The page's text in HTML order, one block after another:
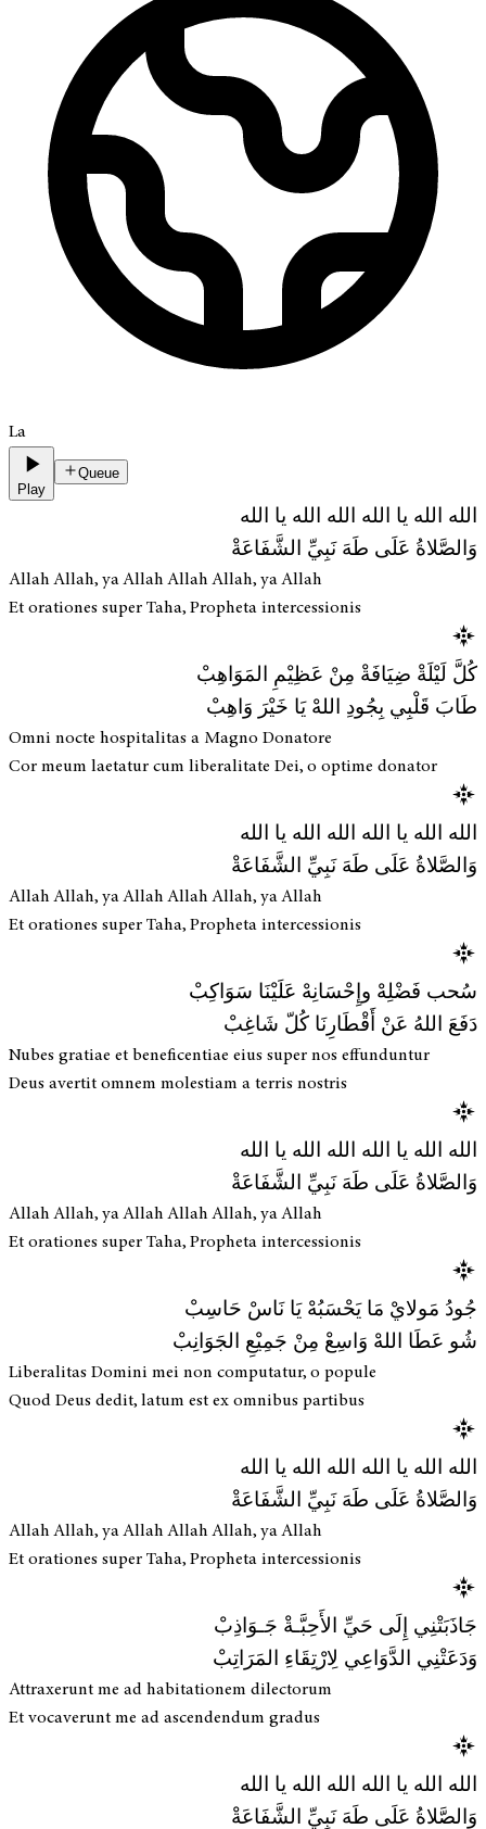
La
Play
Queue
الله الله يا الله الله الله يا الله
وَالصَّلاةُ عَلَى طَهَ نَبِيِّ الشَّفَاعَةْ
Allah Allah, ya Allah Allah Allah, ya Allah
Et orationes super Taha, Propheta intercessionis
كُلَّ لَيْلَةْ ضِيَافَةْ مِنْ عَظِيْمِ المَوَاهِبْ
طَابَ قَلْبِي بِجُودِ اللهْ يَا خَيْرَ وَاهِبْ
Omni nocte hospitalitas a Magno Donatore
Cor meum laetatur cum liberalitate Dei, o optime donator
الله الله يا الله الله الله يا الله
وَالصَّلاةُ عَلَى طَهَ نَبِيِّ الشَّفَاعَةْ
Allah Allah, ya Allah Allah Allah, ya Allah
Et orationes super Taha, Propheta intercessionis
سُحب فَضْلِهْ وإِحْسَانِهْ عَلَيْنَا سَوَاكِبْ
دَفَعَ اللهُ عَنْ أَقْطَارِنَا كُلّ شَاغِبْ
Nubes gratiae et beneficentiae eius super nos effunduntur
Deus avertit omnem molestiam a terris nostris
الله الله يا الله الله الله يا الله
وَالصَّلاةُ عَلَى طَهَ نَبِيِّ الشَّفَاعَةْ
Allah Allah, ya Allah Allah Allah, ya Allah
Et orationes super Taha, Propheta intercessionis
جُودُ مَولايْ مَا يَحْسَبُهْ يَا نَاسْ حَاسِبْ
شُو عَطَا اللهْ وَاسِعْ مِنْ جَمِيْعِ الجَوَانِبْ
Liberalitas Domini mei non computatur, o popule
Quod Deus dedit, latum est ex omnibus partibus
الله الله يا الله الله الله يا الله
وَالصَّلاةُ عَلَى طَهَ نَبِيِّ الشَّفَاعَةْ
Allah Allah, ya Allah Allah Allah, ya Allah
Et orationes super Taha, Propheta intercessionis
جَاذَبَتْنِي إِلَى حَيِّ الأَحِبَّـةْ جَـوَاذِبْ
وَدَعَتْنِي الدَّوَاعِي لِارْتِقَاءِ المَرَاتِبْ
Attraxerunt me ad habitationem dilectorum
Et vocaverunt me ad ascendendum gradus
الله الله يا الله الله الله يا الله
وَالصَّلاةُ عَلَى طَهَ نَبِيِّ الشَّفَاعَةْ